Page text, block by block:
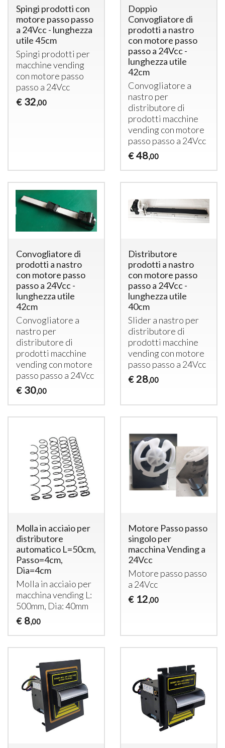
Spingi prodotti con
motore passo passo
a 24Vcc - lunghezza
utile 45cm
Spingi prodotti per
macchine vending
con motore passo
passo a 24Vcc
€ 32,00
Doppio
Convogliatore di
prodotti a nastro
con motore passo
passo a 24Vcc -
lunghezza utile
42cm
Convogliatore a
nastro per
distributore di
prodotti macchine
vending con motore
passo passo a 24Vcc
€ 48,00
Convogliatore di
prodotti a nastro
con motore passo
passo a 24Vcc -
lunghezza utile
42cm
Convogliatore a
nastro per
distributore di
prodotti macchine
vending con motore
passo passo a 24Vcc
€ 30,00
Distributore
prodotti a nastro
con motore passo
passo a 24Vcc -
lunghezza utile
40cm
Slider a nastro per
distributore di
prodotti macchine
vending con motore
passo passo a 24Vcc
€ 28,00
Molla in acciaio per
distributore
automatico L=50cm,
Passo=4cm,
Dia=4cm
Molla in acciaio per
macchina vending L:
500mm, Dia: 40mm
€ 8,00
Motore Passo passo
singolo per
macchina Vending a
24Vcc
Motore passo passo
a 24Vcc
€ 12,00